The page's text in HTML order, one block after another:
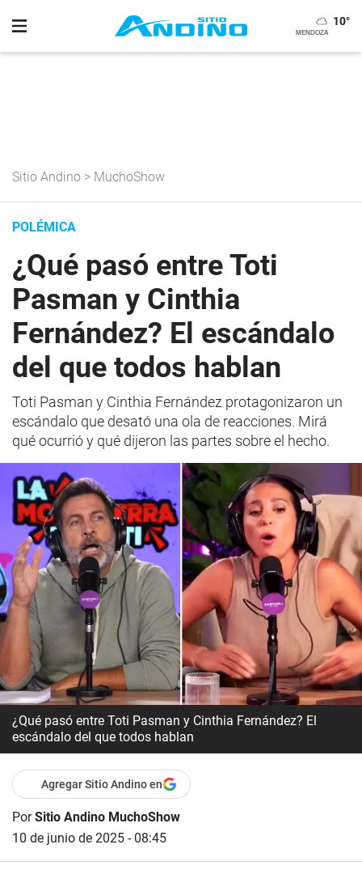
10°
Sitio Andino > MuchoShow
POLÉMICA
¿Qué pasó entre Toti
Pasman y Cinthia
Fernández? El escándalo
del que todos hablan
Toti Pasman y Cinthia Fernández protagonizaron un
escándalo que desató una ola de reacciones. Mirá
qué ocurrió y qué dijeron las partes sobre el hecho.
¿Qué pasó entre Toti Pasman y Cinthia Fernández? El
escándalo del que todos hablan
Agregar Sitio Andino en
PorSitio Andino MuchoShow
10 de junio de 2025 - 08:45